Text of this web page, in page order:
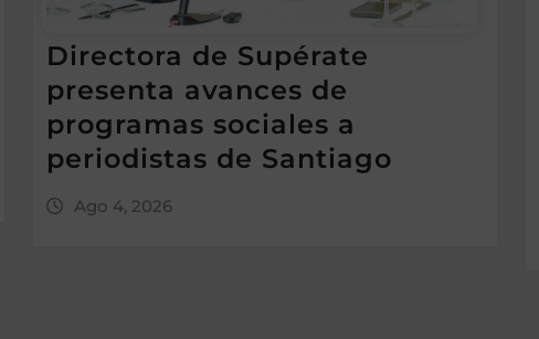
Directora de Supérate
presenta avances de
programas sociales a
periodistas de Santiago
Ago 4, 2026